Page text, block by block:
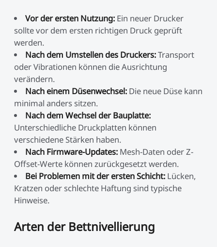
Vor der ersten Nutzung: Ein neuer Drucker
sollte vor dem ersten richtigen Druck geprüft
werden.
Nach dem Umstellen des Druckers:Transport
oder Vibrationen können die Ausrichtung
verändern.
Nach einem Düsenwechsel: Die neue Düse kann
minimal anders sitzen.
Nach dem Wechsel der Bauplatte:
Unterschiedliche Druckplatten können
verschiedene Stärken haben.
Nach Firmware-Updates: Mesh-Daten oder Z-
Offset-Werte können zurückgesetzt werden.
Bei Problemen mit der ersten Schicht: Lücken,
Kratzen oder schlechte Haftung sind typische
Hinweise.
Arten der Bettnivellierung